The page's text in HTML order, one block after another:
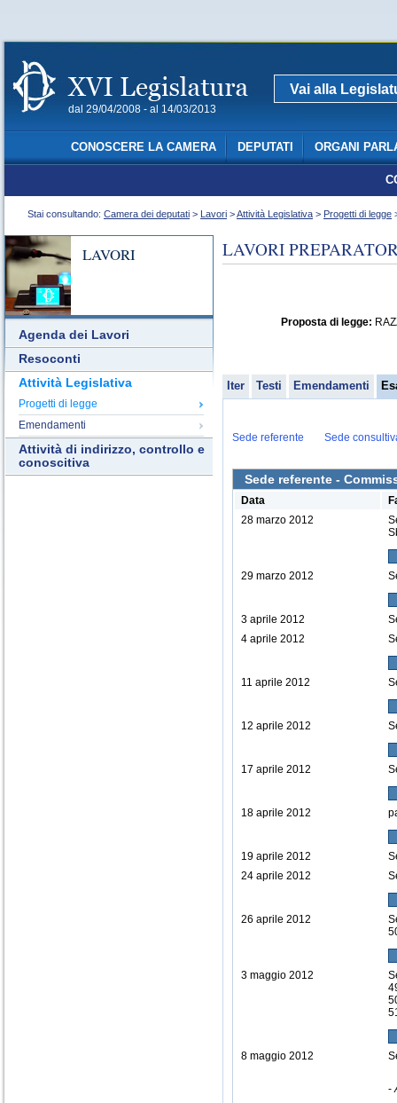
dal 29/04/2008 - al 14/03/2013
Vai alla
CONOSCERE LA CAMERA DEPUTATI ORGANI
Stai consultando: Camera dei deputati > Lavori >Attività Legislativa > Progetti di legge
LAVORI
Agenda dei Lavori
Resoconti
Attività Legislativa
Progetti di legge
Emendamenti
Attività di indirizzo, controllo e
conoscitiva
LAVORI
Proposta di legge:
Iter Testi Emendamenti
Sede referente Sede
Sede referente -
Data
28 marzo 2012
29 marzo 2012
3 aprile 2012
4 aprile 2012
11 aprile 2012
12 aprile 2012
17 aprile 2012
18 aprile 2012
19 aprile 2012
24 aprile 2012
26 aprile 2012
3 maggio 2012
8 maggio 2012
-